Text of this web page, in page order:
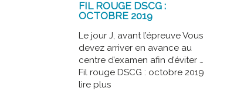
FIL ROUGE DSCG :
OCTOBRE 2019
Le jour J, avant l’épreuve Vous
devez arriver en avance au
centre d’examen afin d’éviter …
Fil rouge DSCG : octobre 2019
lire plus